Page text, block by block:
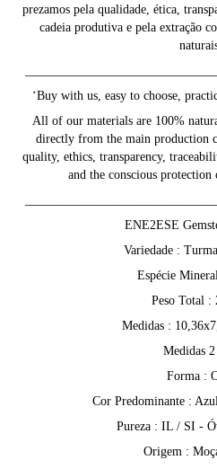
prezamos pela qualidade, ética,
cadeia produtiva e pela extração
‘Buy with us, easy to choose,
All of our materials are 100%
directly from the main production
quality, ethics, transparency,
and the conscious
ENE2ESE
Variedade :
Espécie
Peso Total :
Medidas :
Medidas
Forma :
Cor Predominante :
Pureza : IL / SI -
Origem :